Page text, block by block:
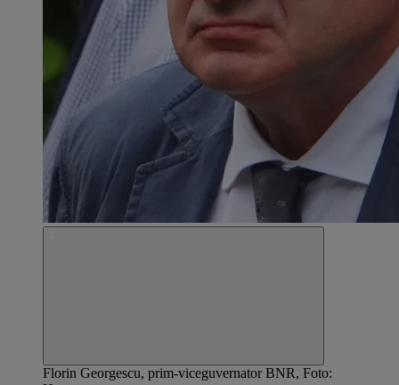
Florin Georgescu, prim-viceguvernator BNR, Foto: